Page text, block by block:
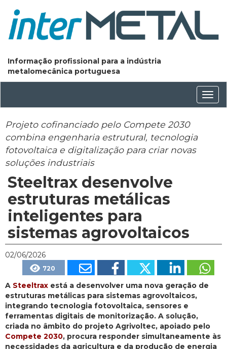
Informação profissional para a indústria
metalomecânica portuguesa
Projeto cofinanciado pelo Compete 2030
combina engenharia estrutural, tecnologia
fotovoltaica e digitalização para criar novas
soluções industriais
Steeltrax desenvolve
estruturas metálicas
inteligentes para
sistemas agrovoltaicos
02/06/2026
720
A Steeltrax está a desenvolver uma nova geração de
estruturas metálicas para sistemas agrovoltaicos,
integrando tecnologia fotovoltaica, sensores e
ferramentas digitais de monitorização. A solução,
criada no âmbito do projeto Agrivoltec, apoiado pelo
Compete 2030, procura responder simultaneamente às
necessidades da agricultura e da produção de energia